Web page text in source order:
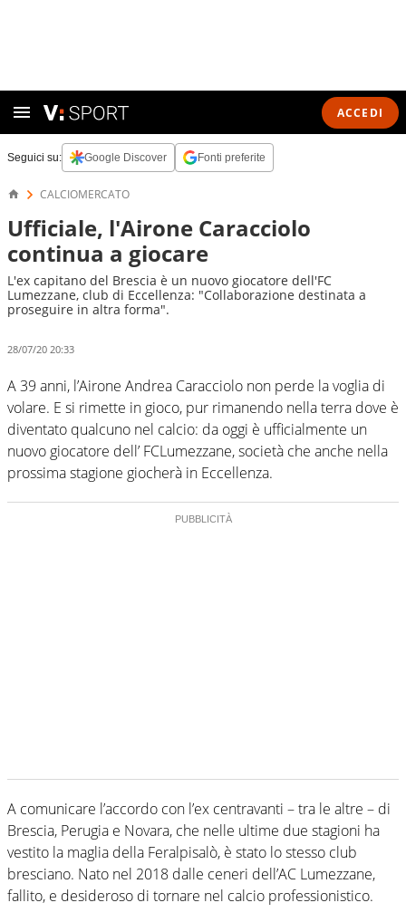
ACCEDI
Seguici su: Google Discover Fonti preferite
CALCIOMERCATO
Ufficiale, l'Airone Caracciolo
continua a giocare
L'ex capitano del Brescia è un nuovo giocatore dell'FC
Lumezzane, club di Eccellenza: "Collaborazione destinata a
proseguire in altra forma".
28/07/20 20:33
A 39 anni, l’Airone Andrea Caracciolo non perde la voglia di
volare. E si rimette in gioco, pur rimanendo nella terra dove è
diventato qualcuno nel calcio: da oggi è ufficialmente un
nuovo giocatore dell’ FCLumezzane, società che anche nella
prossima stagione giocherà in Eccellenza.
A comunicare l’accordo con l’ex centravanti – tra le altre – di
Brescia, Perugia e Novara, che nelle ultime due stagioni ha
vestito la maglia della Feralpisalò, è stato lo stesso club
bresciano. Nato nel 2018 dalle ceneri dell’AC Lumezzane,
fallito, e desideroso di tornare nel calcio professionistico.